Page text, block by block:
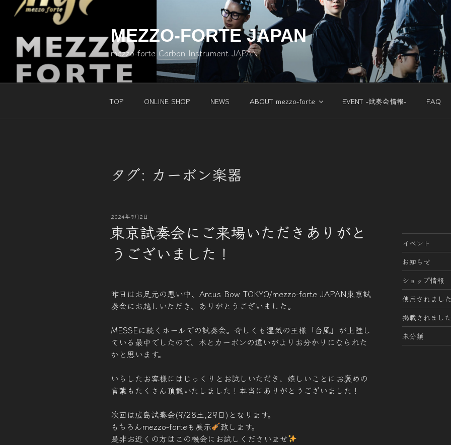
MEZZO-FORTE JAPAN
mezzo-forte Carbon Instrument JAPAN
TOP ONLINE SHOP NEWS ABOUT mezzo-forte EVENT -試奏会情報- FAQ
タグ: カーボン楽器
投
日:
2024年9月2日
東京試奏会にご来場いただきありがと
うございました！
昨日はお足元の悪い中、Arcus Bow TOKYO/mezzo-forte JAPAN東京試
奏会にお越しいただき、ありがとうございました。
MESSEに続くホールでの試奏会。奇しくも湿気の王様「台風」が上陸し
ている最中でしたので、木とカーボンの違いがよりお分かりになられた
かと思います。
いらしたお客様にはじっくりとお試しいただき、嬉しいことにお褒めの
言葉もたくさん頂戴いたしました！本当にありがとうございました！
次回は広島試奏会(9/28土,29日)となります。
もちろんmezzo-forteも展示
致します。
是非お近くの方はこの機会にお試しくださいませ
イベント
お知らせ
ショップ情報
使用されました
掲載されました
未分類